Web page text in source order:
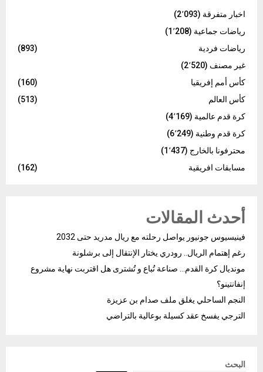
اخبار متفرقة (2٬093)
رياضات جماعية (1٬208)
رياضات فردية
(893)
غير مصنف (2٬520)
كأس أمم إفريقيا
(160)
كأس العالم
(513)
كرة قدم عالمية (4٬169)
كرة قدم وطنية (6٬249)
محترفونا بالخارج (1٬437)
مسابقات افريقية
(162)
أحدث المقالات
فينيسيوس جونيور يواصل رحلته مع ريال مدريد حتى 2032
رغم إهتمام الريال.. رودري يختار الإنتقال إلى برشلونة
مونديال كرة القدم… صناعة تُباع و تُشترى هل اقتربت نهاية مشروع
إنفانتينو؟
النجم الساحلي يغلق ملف صدام بن عزيزة
الترجي يفسخ عقد كسيلة بوعالية بالتراضي
البحث